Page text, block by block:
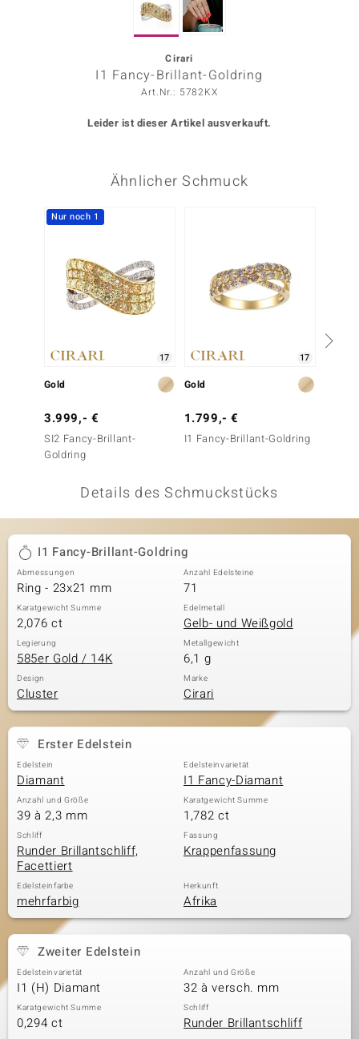
Collection
Classics
Cirari
I1 Fancy-Brillant-Goldring
Art.Nr.: 5782KX
Leider ist dieser Artikel ausverkauft.
Ähnlicher Schmuck
Nur noch 1
17
Gold
3.999,- €
SI2 Fancy-Brillant-
Goldring
17
Gold
1.799,- €
I1 Fancy-Brillant-Goldring
Details des Schmuckstücks
I1 Fancy-Brillant-Goldring
Abmessungen
Ring - 23x21 mm
Anzahl Edelsteine
71
Karatgewicht Summe
2,076 ct
Edelmetall
Gelb- und Weißgold
Legierung
585er Gold / 14K
Metallgewicht
6,1 g
Design
Cluster
Marke
Cirari
Erster Edelstein
Edelstein
Diamant
Edelsteinvarietät
I1 Fancy-Diamant
Anzahl und Größe
39 à 2,3 mm
Karatgewicht Summe
1,782 ct
Schliff
Runder Brillantschliff,
Facettiert
Fassung
Krappenfassung
Edelsteinfarbe
mehrfarbig
Herkunft
Afrika
Zweiter Edelstein
Edelsteinvarietät
I1 (H) Diamant
Anzahl und Größe
32 à versch. mm
Karatgewicht Summe
0,294 ct
Schliff
Runder Brillantschliff